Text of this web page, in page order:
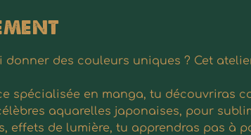
donner des couleurs uniques ? Cet
spécialisée en manga, tu découvriras
aquarelles japonaises, pour
effets de lumière, tu apprendras pas à